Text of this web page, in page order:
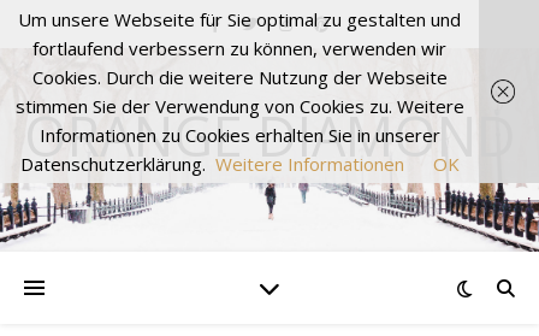
ORANGE DIAMOND
Um unsere Webseite für Sie optimal zu gestalten und
fortlaufend verbessern zu können, verwenden wir
Cookies. Durch die weitere Nutzung der Webseite
stimmen Sie der Verwendung von Cookies zu. Weitere
Informationen zu Cookies erhalten Sie in unserer
Datenschutzerklärung. Weitere Informationen OK